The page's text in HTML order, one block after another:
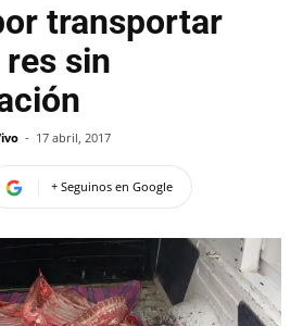
transportar
sin
- 17 abril, 2017
+ Seguinos en Google